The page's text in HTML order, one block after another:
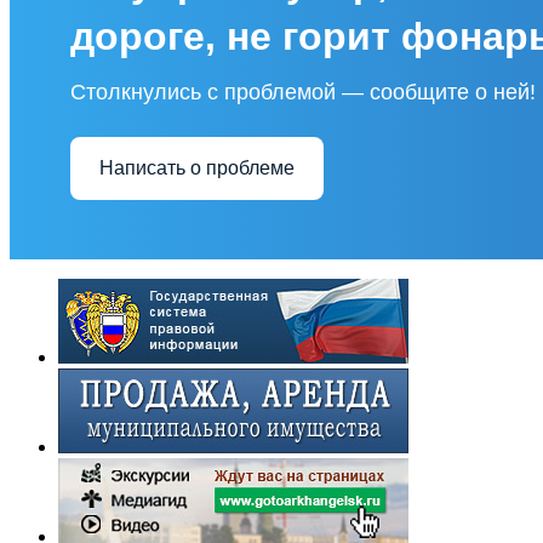
дороге, не горит
Столкнулись с проблемой — сообщите о ней!
Написать о проблеме